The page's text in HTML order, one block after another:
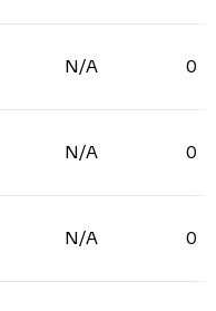
N/A 0
N/A 0
N/A 0